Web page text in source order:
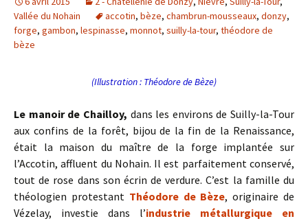
Vallée du Nohain
accotin, bèze, chambrun-mousseaux, donzy,
forge, gambon, lespinasse, monnot, suilly-la-tour, théodore de
bèze
(Illustration : Théodore de Bèze)
Le manoir de Chailloy, dans les environs de Suilly-la-Tour
aux confins de la forêt, bijou de la fin de la Renaissance,
était la maison du maître de la forge implantée sur
l’Accotin, affluent du Nohain. Il est parfaitement conservé,
tout de rose dans son écrin de verdure. C’est la famille du
théologien protestant Théodore de Bèze, originaire de
Vézelay, investie dans l’industrie métallurgique en